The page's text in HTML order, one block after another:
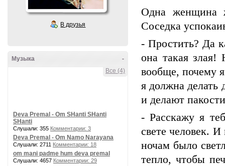
В друзья
-
Музыка
Все (4)
Deva Premal - Om SHanti SHanti
SHanti
Слушали: 355 Комментарии: 3
Deva Premal - Om Namo Narayana
Слушали: 2711 Комментарии: 18
om mani padme hum deva premal
Слушали: 4657 Комментарии: 29
Одна женщина
Соседка
- Простить? Да
она такая
вообще, почему
я должна делать
и делают
- Расскажу я
свете человек.
ночам было
тепло, чтобы